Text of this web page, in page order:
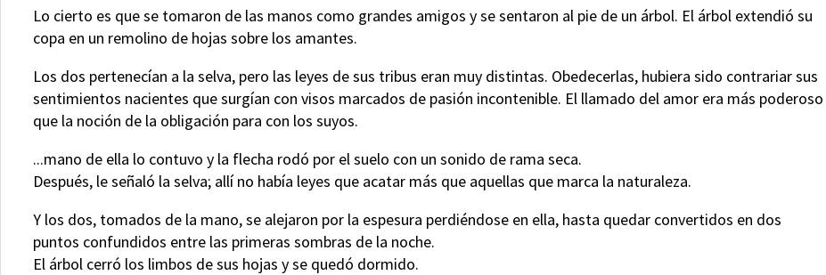
Lo cierto es que se tomaron de las manos como grandes amigos y se sentaron al pie de un árbol. El árbol extendió su
copa en un remolino de hojas sobre los amantes.
Los dos pertenecían a la selva, pero las leyes de sus tribus eran muy distintas. Obedecerlas, hubiera sido contrariar sus
sentimientos nacientes que surgían con visos marcados de pasión incontenible. El llamado del amor era más poderoso
que la noción de la obligación para con los suyos.
...mano de ella lo contuvo y la flecha rodó por el suelo con un sonido de rama seca.
Después, le señaló la selva; allí no había leyes que acatar más que aquellas que marca la naturaleza.
Y los dos, tomados de la mano, se alejaron por la espesura perdiéndose en ella, hasta quedar convertidos en dos
puntos confundidos entre las primeras sombras de la noche.
El árbol cerró los limbos de sus hojas y se quedó dormido.